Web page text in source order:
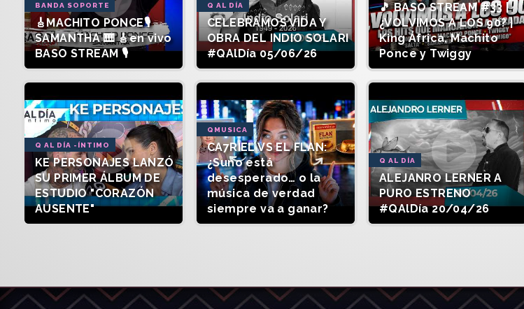
BANDA SOPORTE
🎸MACHITO PONCE🎙️
SAMANTHA 🎹 🎸en vivo
BASO STREAM 🎙️
Q AL DÍA
CELEBRAMOS VIDA Y
OBRA DEL INDIO SOLARI
#QAlDía 05/06/26
🎵 BASO STREAM #33 |
¿VOLVIMOS A LOS 90? |
King África, Machito
Ponce y Twiggy
Q AL DÍA -ÍNTIMO
KE PERSONAJES LANZÓ
SU PRIMER ÁLBUM DE
ESTUDIO "CORAZÓN
AUSENTE"
QMUSICA
CA7RIEL VS EL FLAN:
¿Suno está
desesperado… o la
música de verdad
siempre va a ganar?
Q AL DÍA
ALEJANRO LERNER A
PURO ESTRENO
#QAlDía 20/04/26